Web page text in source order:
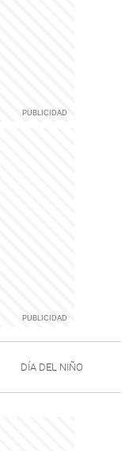
DÍA DEL NIÑO